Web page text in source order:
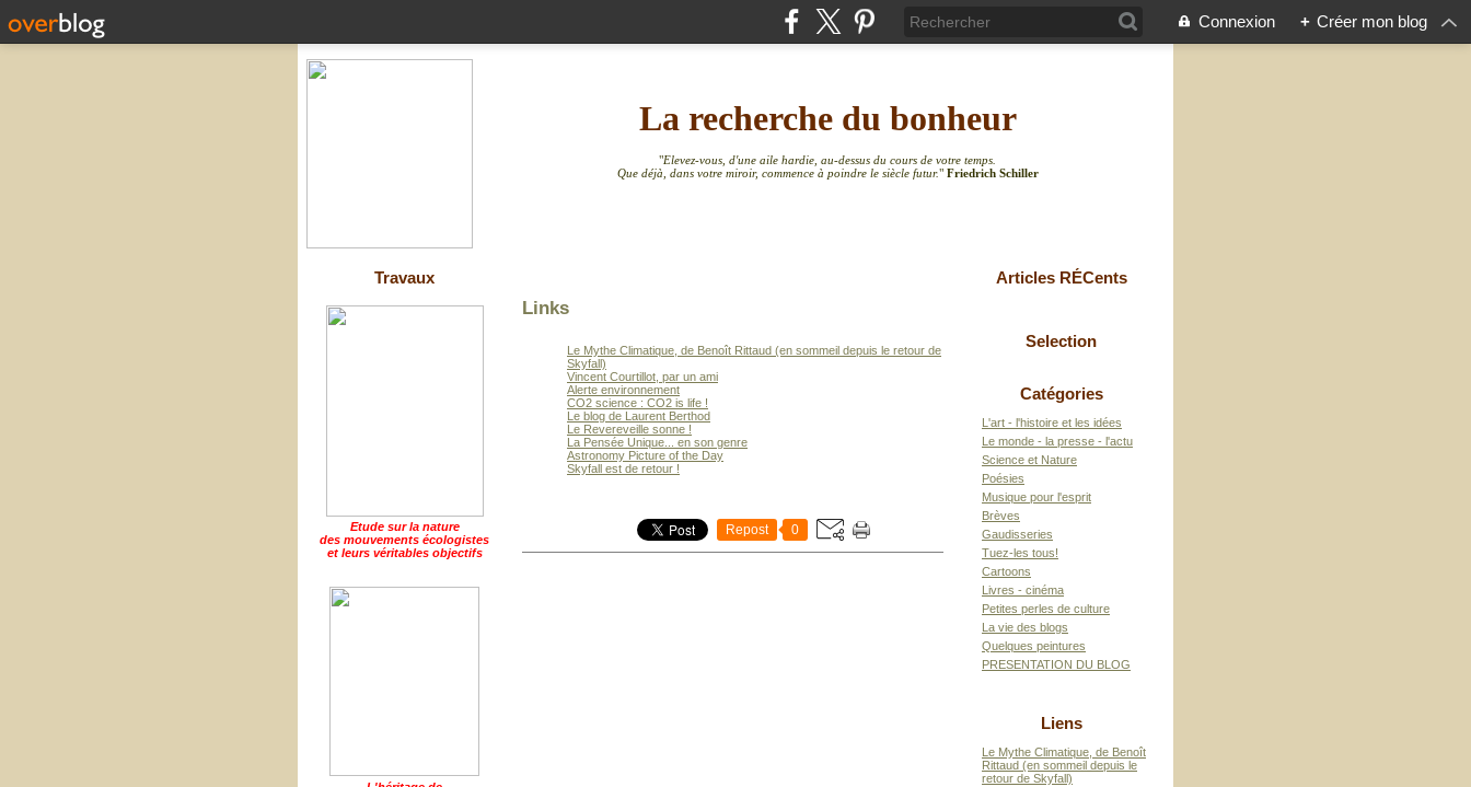
Connexion + Créer mon blog
La recherche du bonheur
"Elevez-vous, d'une aile hardie, au-dessus du cours de votre temps.
Que déjà, dans votre miroir, commence à poindre le siècle futur." Friedrich Schiller
Travaux
Etude sur la nature
des mouvements écologistes
et leurs véritables objectifs
Links
Le Mythe Climatique, de Benoît Rittaud (en sommeil depuis le retour de
Skyfall)
Vincent Courtillot, par un ami
Alerte environnement
CO2 science : CO2 is life !
Le blog de Laurent Berthod
Le Revereveille sonne !
La Pensée Unique... en son genre
Astronomy Picture of the Day
Skyfall est de retour !
Repost 0
Articles RÉCents
Selection
Catégories
L'art - l'histoire et les idées
Le monde - la presse - l'actu
Science et Nature
Poésies
Musique pour l'esprit
Brèves
Gaudisseries
Tuez-les tous!
Cartoons
Livres - cinéma
Petites perles de culture
La vie des blogs
Quelques peintures
PRESENTATION DU BLOG
Liens
Le Mythe Climatique, de Benoît
Rittaud (en sommeil depuis le
retour de Skyfall)